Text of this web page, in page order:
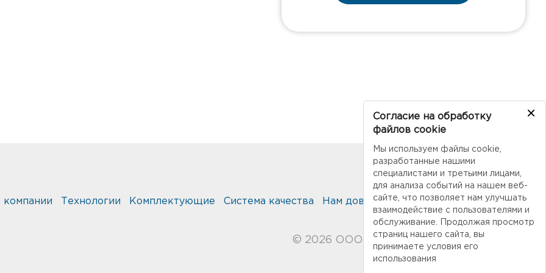
компании Технологии Комплектующие Система качества Нам доверяют Публикации Контакты
© 2026 ООО "Современные технологии"
×
Согласие на обработку
файлов cookie
Мы используем файлы cookie,
разработанные нашими
специалистами и третьими лицами,
для анализа событий на нашем веб-
сайте, что позволяет нам улучшать
взаимодействие с пользователями и
обслуживание. Продолжая просмотр
страниц нашего сайта, вы
принимаете условия его
использования